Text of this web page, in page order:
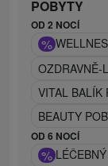
POBYTY
OD 2 NOCÍ
%
OZDRAVNĚ-
VITAL BALÍK
BEAUTY
OD 6 NOCÍ
%